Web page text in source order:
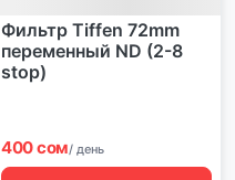
Фильтр Tiffen 72mm
переменный ND (2-8
stop)
400 сом/ день